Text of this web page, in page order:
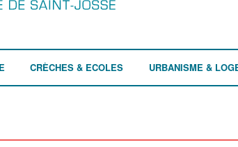
CRÈCHES & ECOLES URBANISME &